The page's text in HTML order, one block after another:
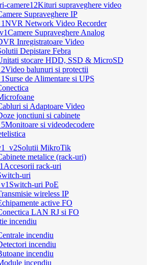
Kituri supraveghere video
Supraveghere IP
NVR Network Video Recorder
Camere Supraveghere Analog
Inregistratoare Video
Depistare Febra
stocare HDD, SSD & MicroSD
Video balunuri si protectii
Surse de Alimentare si UPS
si Adaptoare Video
jonctiuni si cabinete
Monitoare si videodecodere
Solutii MikroTik
metalice (rack-uri)
Accesorii rack-uri
uri
Switch-uri PoE
wireless IP
active FO
LAN RJ si FO
incendiu
incendiu
incendiu
incendiu
incendiu